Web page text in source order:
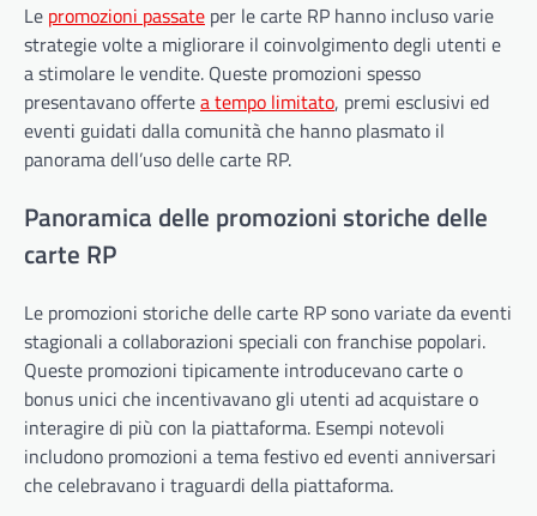
Le promozioni passate per le carte RP hanno incluso varie
strategie volte a migliorare il coinvolgimento degli utenti e
a stimolare le vendite. Queste promozioni spesso
presentavano offertea tempo limitato, premi esclusivi ed
eventi guidati dalla comunità che hanno plasmato il
panorama dell’uso delle carte RP.
Panoramica delle promozioni storiche delle
carte RP
Le promozioni storiche delle carte RP sono variate da eventi
stagionali a collaborazioni speciali con franchise popolari.
Queste promozioni tipicamente introducevano carte o
bonus unici che incentivavano gli utenti ad acquistare o
interagire di più con la piattaforma. Esempi notevoli
includono promozioni a tema festivo ed eventi anniversari
che celebravano i traguardi della piattaforma.